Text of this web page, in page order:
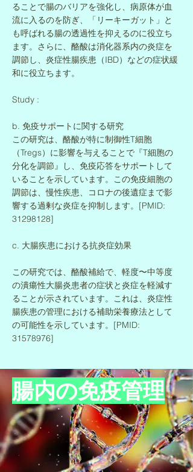
ることで腸のバリアを強化し、病原体が血
流に入るのを防ぎ、「リーキーガット」と
も呼ばれる腸の透過性を抑えるのに役立ち
ます。さらに、酪酸は消化器系内の炎症を
調節し、炎症性腸疾患（IBD）などの症状緩
和に役立ちます。
Study :
b. 免疫サポートに関する研究
この研究は、酪酸が特に制御性T細胞
（Tregs）に影響を与えることで『T細胞の
分化を調節』し、免疫応答をサポートして
いることを示しています。この免疫細胞の
調節は、慢性疾患、コロナの後遺症まで影
響する過剰な炎症を抑制します。[PMID:
31298128]
c. 大腸疾患における抗炎症効果
この研究では、酪酸補給で、軽度〜中等度
の潰瘍性大腸炎患者の症状と炎症を軽減す
ることが示されています。これは、炎症性
腸疾患の管理における補助栄養療法として
の可能性を示しています。[PMID:
31578976]
​腸内の免疫管理